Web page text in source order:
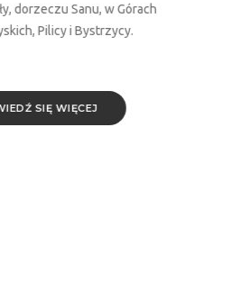
warstwą mułu, z łachami
piaskiem lub żwirem.
SIĘ WIĘCEJ